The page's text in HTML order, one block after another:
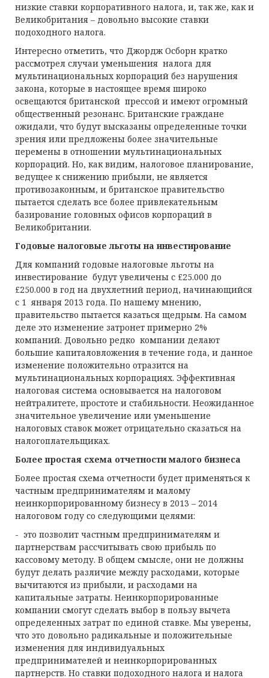
низкие ставки корпоративного налога, и, так же, как и
Великобритания – довольно высокие ставки
подоходного налога.
Интересно отметить, что Джордж Осборн кратко
рассмотрел случаи уменьшения налога для
мультинациональных корпораций без нарушения
закона, которые в настоящее время широко
освещаются британской прессой и имеют огромный
общественный резонанс. Британские граждане
ожидали, что будут высказаны определенные точки
зрения или предложены более значительные
перемены в отношении мультинациональных
корпораций. Но, как видим, налоговое планирование,
ведущее к снижению прибыли, не является
противозаконным, и британское правительство
пытается сделать все более привлекательным
базирование головных офисов корпораций в
Великобритании.
Годовые налоговые льготы на инвестирование
Для компаний годовые налоговые льготы на
инвестирование будут увеличены с £25.000 до
£250.000 в год на двухлетний период, начинающийся
с 1 января 2013 года. По нашему мнению,
правительство пытается казаться щедрым. На самом
деле это изменение затронет примерно 2%
компаний. Довольно редко компании делают
большие капиталовложения в течение года, и данное
изменение положительно отразится на
мультинациональных корпорациях. Эффективная
налоговая система основывается на налоговом
нейтралитете, простоте и стабильности. Неожиданное
значительное увеличение или уменьшение
налоговых ставок может отрицательно сказаться на
налогоплательщиках.
Более простая схема отчетности малого бизнеса
Более простая схема отчетности будет применяться к
частным предпринимателям и малому
неинкорпорированному бизнесу в 2013 – 2014
налоговом году со следующими целями:
- это позволит частным предпринимателям и
партнерствам рассчитывать свою прибыль по
кассовому методу. В общем смысле, они не должны
будут делать различие между расходами, которые
вычитаются из прибыли, и расходами на
капитальные затраты. Неинкорпорированные
компании смогут сделать выбор в пользу вычета
определенных затрат по единой ставке. Мы уверены,
что это довольно радикальные и положительные
изменения для индивидуальных
предпринимателей и неинкорпорированных
партнерств. Но ставки подоходного налога и налога